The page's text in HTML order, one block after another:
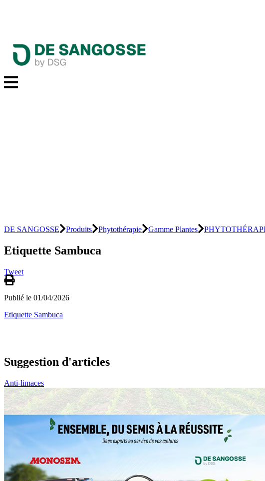
DE SANGOSSE Produits Phytothérapie Gamme Plantes
Etiquette Sambuca
Tweet
Publié le 01/04/2026
Etiquette Sambuca
Suggestion d'articles
Anti-limaces